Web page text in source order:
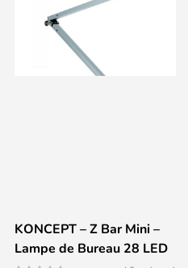
KONCEPT – Z Bar Mini –
Lampe de Bureau 28 LED